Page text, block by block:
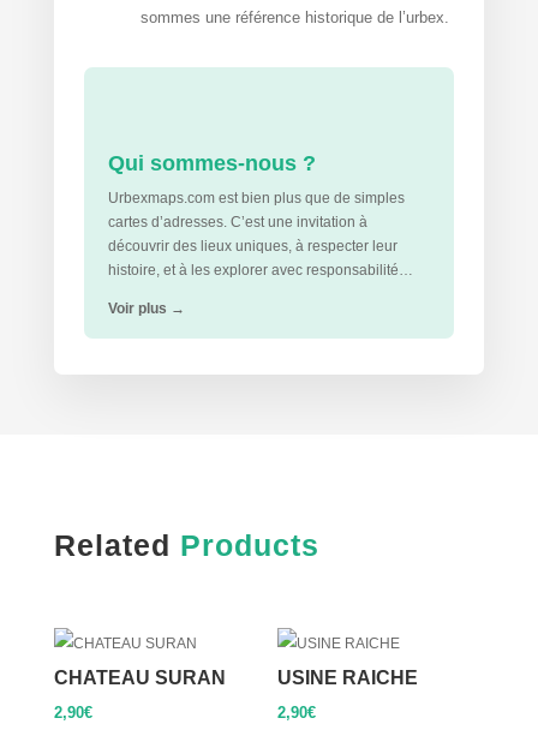
sommes une référence historique de l’urbex.
Qui sommes-nous ?
Urbexmaps.com est bien plus que de simples
cartes d’adresses. C’est une invitation à
découvrir des lieux uniques, à respecter leur
histoire, et à les explorer avec responsabilité…
Voir plus →
Related Products
CHATEAU SURAN
2,90€
USINE RAICHE
2,90€